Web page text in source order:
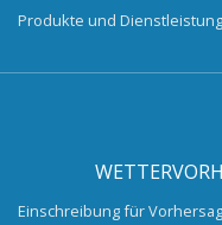
Produkte und
Einschreibung für